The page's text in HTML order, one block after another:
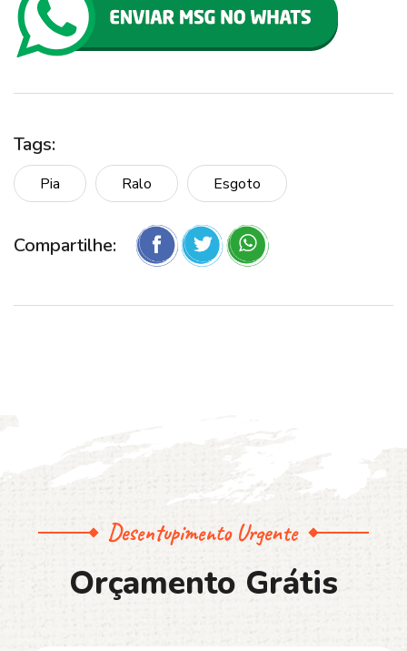
Tags:
Pia Ralo Esgoto
Compartilhe:
Desentupimento Urgente
Orçamento Grátis